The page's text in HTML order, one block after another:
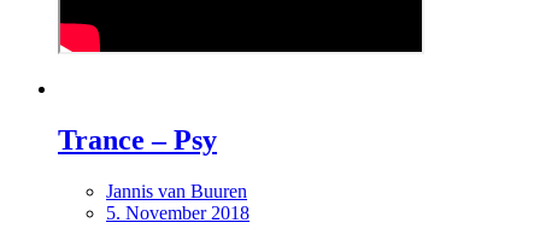
Trance – Psy
Jannis van Buuren
5. November 2018